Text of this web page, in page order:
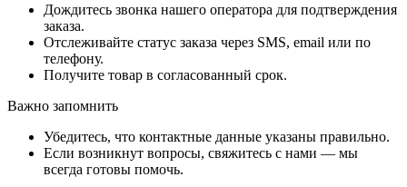
Дождитесь звонка нашего оператора для подтверждения
заказа.
Отслеживайте статус заказа через SMS, email или по
телефону.
Получите товар в согласованный срок.
Важно запомнить
Убедитесь, что контактные данные указаны правильно.
Если возникнут вопросы, свяжитесь с нами — мы
всегда готовы помочь.